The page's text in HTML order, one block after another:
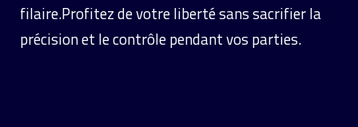
filaire.Profitez de votre liberté sans sacrifier la
précision et le contrôle pendant vos parties.